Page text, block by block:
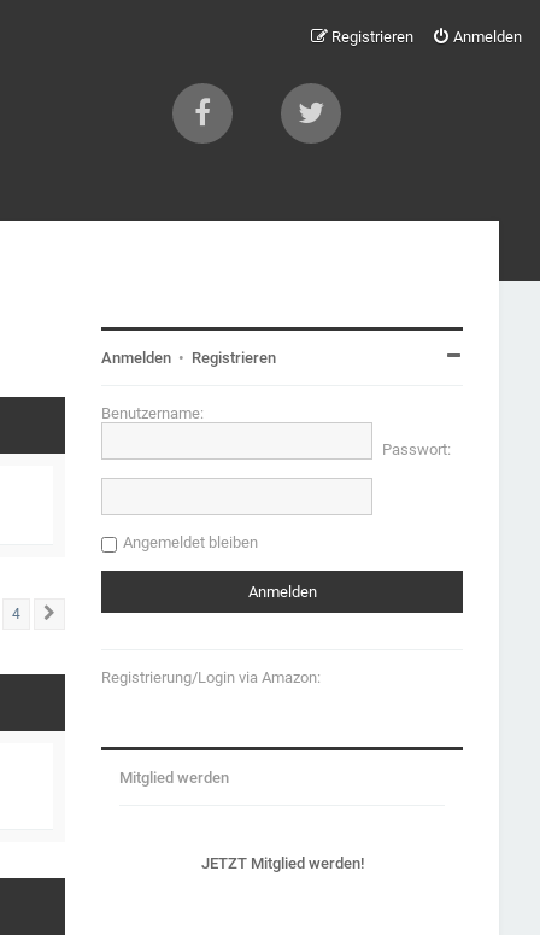
Anmelden
Registrieren
4 Nächste
Anmelden • Registrieren
Benutzername:
Passwort:
Angemeldet bleiben
Registrierung/Login via Amazon:
Mitglied werden
JETZT Mitglied werden!